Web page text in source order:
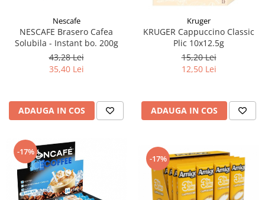
Nescafe
NESCAFE Brasero Cafea
Solubila - Instant bo. 200g
43,28 Lei
35,40 Lei
ADAUGA IN COS
Kruger
KRUGER Cappuccino Classic
Plic 10x12.5g
15,20 Lei
12,50 Lei
ADAUGA IN COS
-17%
-17%